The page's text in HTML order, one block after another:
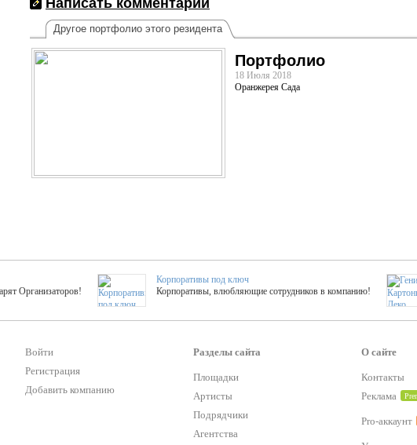
Написать комментарий
Другое портфолио этого резидента
Портфолио
18 Июля 2018
Оранжерея Сада
Организаторов!
Корпоративы под ключ
Корпоративы, влюбляющие сотрудников в компанию!
Гибкие цены!
Более 420 мастер-классов на выезде на мероприятие!
Мастер-классы
ТОП 25 активностей! Смета за 15 минут!
Букинг
Войти
Регистрация
Добавить компанию
Разделы сайта
Площадки
Артисты
Подрядчики
Агентства
О сайте
Контакты
Реклама
Pro-аккаунт